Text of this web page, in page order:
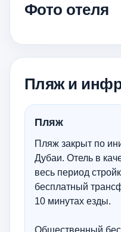
Фото отеля
Пляж и
Пляж
Пляж закрыт по
Дубаи. Отель в
весь период
бесплатный
10 минутах езды.
Общественный